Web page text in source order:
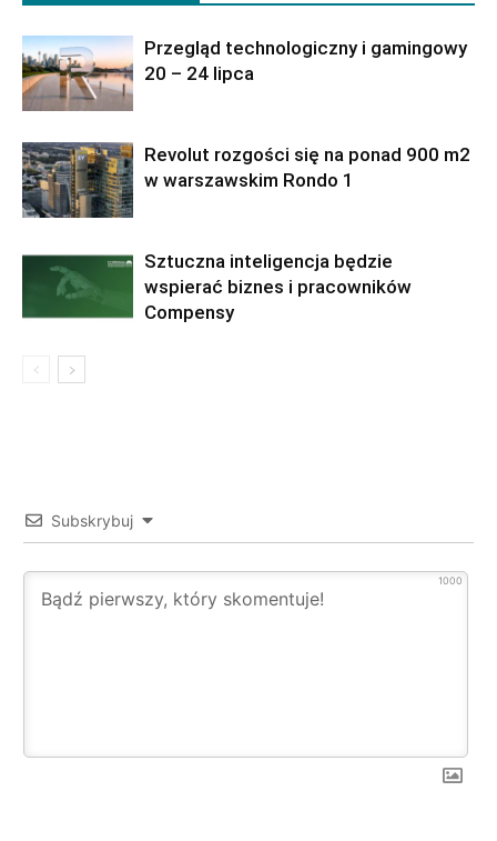
Przegląd technologiczny i gamingowy
20 – 24 lipca
Revolut rozgości się na ponad 900 m2
w warszawskim Rondo 1
Sztuczna inteligencja będzie
wspierać biznes i pracowników
Compensy
Subskrybuj
1000